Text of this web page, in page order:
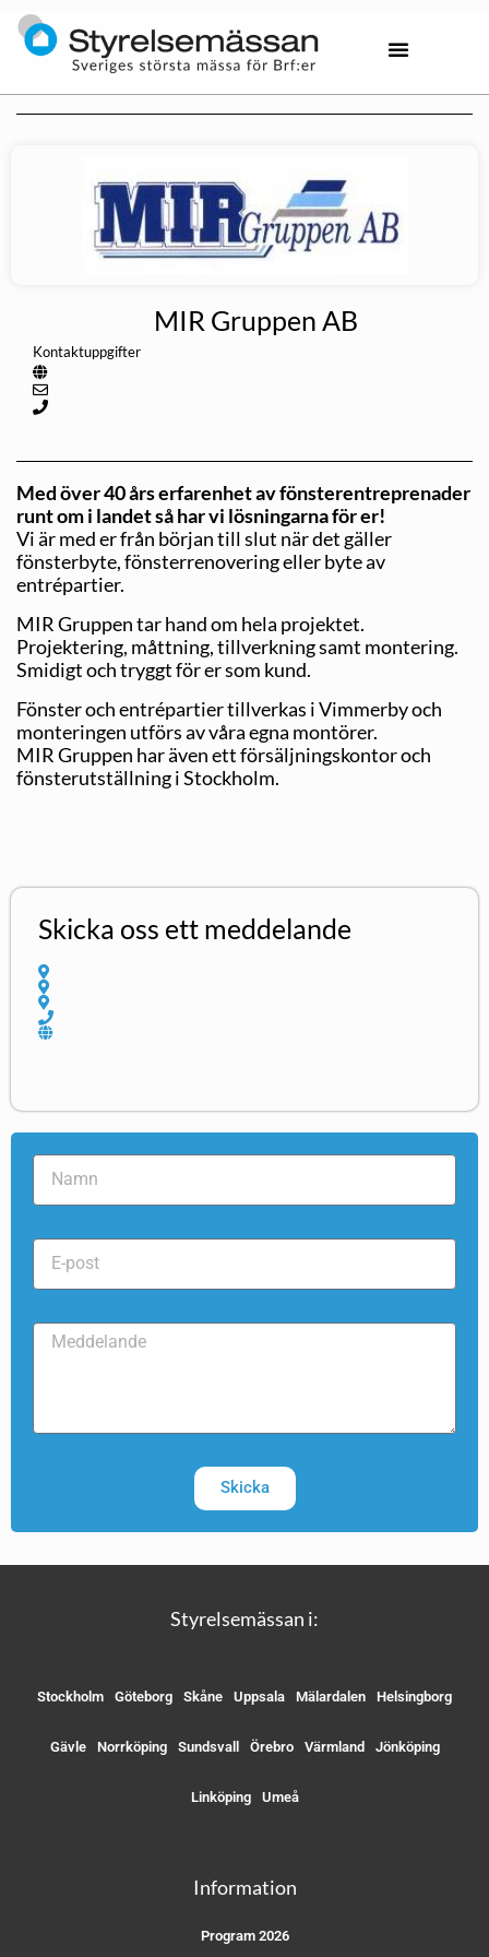
MIR Gruppen AB
Kontaktuppgifter
Med över 40 års erfarenhet av fönsterentreprenader
runt om i landet så har vi lösningarna för er!
Vi är med er från början till slut när det gäller
fönsterbyte, fönsterrenovering eller byte av
entrépartier.
MIR Gruppen tar hand om hela projektet.
Projektering, måttning, tillverkning samt montering.
Smidigt och tryggt för er som kund.
Fönster och entrépartier tillverkas i Vimmerby och
monteringen utförs av våra egna montörer.
MIR Gruppen har även ett försäljningskontor och
fönsterutställning i Stockholm.
Skicka oss ett meddelande
Skicka
Styrelsemässan i:
Stockholm Göteborg Skåne Uppsala Mälardalen Helsingborg
Gävle Norrköping Sundsvall Örebro Värmland Jönköping
Linköping Umeå
Information
Program 2026